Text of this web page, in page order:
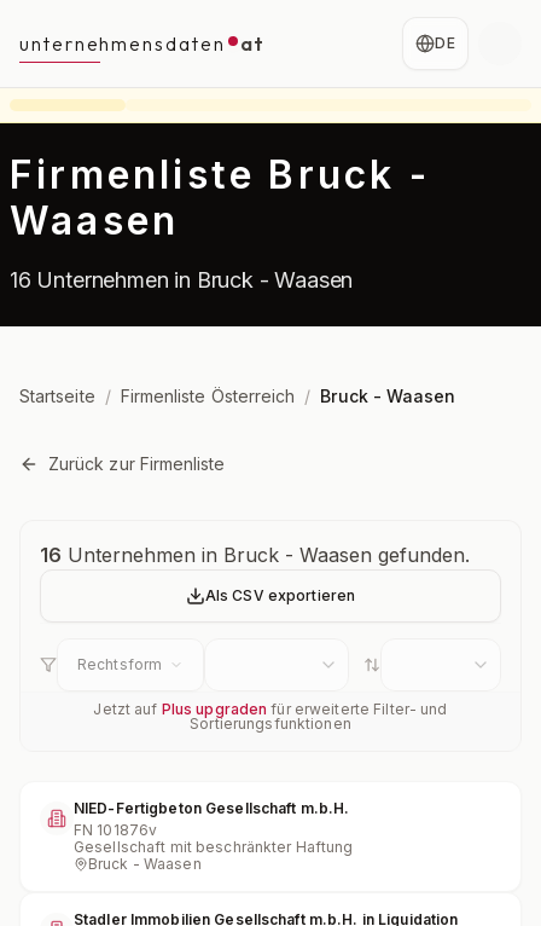
unternehmensdaten at DE
Firmenliste Bruck -
Waasen
16 Unternehmen in Bruck - Waasen
Startseite / Firmenliste Österreich / Bruck - Waasen
Zurück zur Firmenliste
Unternehmensübersicht
16 Unternehmen in Bruck - Waasen gefunden.
Als CSV exportieren
Rechtsform
Jetzt auf Plus upgraden für erweiterte Filter- und
Sortierungsfunktionen
NIED-Fertigbeton Gesellschaft m.b.H.
FN 101876v
Gesellschaft mit beschränkter Haftung
Bruck - Waasen
Stadler Immobilien Gesellschaft m.b.H. in Liquidation